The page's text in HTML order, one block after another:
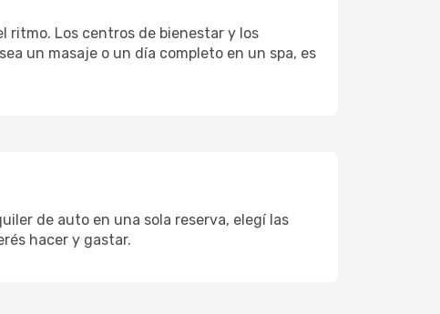
ritmo. Los centros de bienestar y los
un masaje o un día completo en un spa, es
de auto en una sola reserva, elegí las
hacer y gastar.